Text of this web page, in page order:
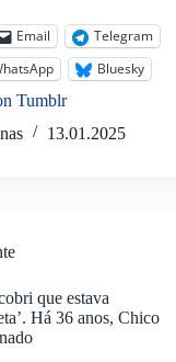
Email
Telegram
Bluesky
Tumblr
13.01.2025
que estava
Há 36 anos, Chico